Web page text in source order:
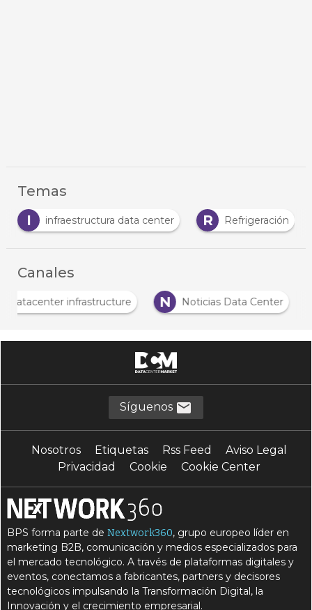
Temas
infraestructura data center R Refrigeración
Canales
D
Datacenter infrastructure N Noticias Data Center
Síguenos
Nosotros Etiquetas Rss Feed
Aviso Legal
Privacidad
Cookie Cookie Center
BPS forma parte deNextwork360, grupo europeo líder en
marketing B2B, comunicación y medios especializados para
el mercado tecnológico. A través de plataformas digitales y
eventos, conectamos a fabricantes, partners y decisores
tecnológicos impulsando la Transformación Digital, la
Innovación y el crecimiento empresarial.